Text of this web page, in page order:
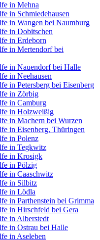
in Mehna
in Schmiedehausen
in Wangen bei Naumburg
in Dobitschen
in Erdeborn
in Mertendorf bei
in Nauendorf bei Halle
in Neehausen
in Petersberg bei Eisenberg
in Zörbig
in Camburg
in Holzweißig
in Machern bei Wurzen
in Eisenberg, Thüringen
in Polenz
in Tegkwitz
in Krosigk
in Pölzig
in Caaschwitz
in Silbitz
in Lödla
in Parthenstein bei Grimma
in Hirschfeld bei Gera
in Alberstedt
in Ostrau bei Halle
in Aseleben